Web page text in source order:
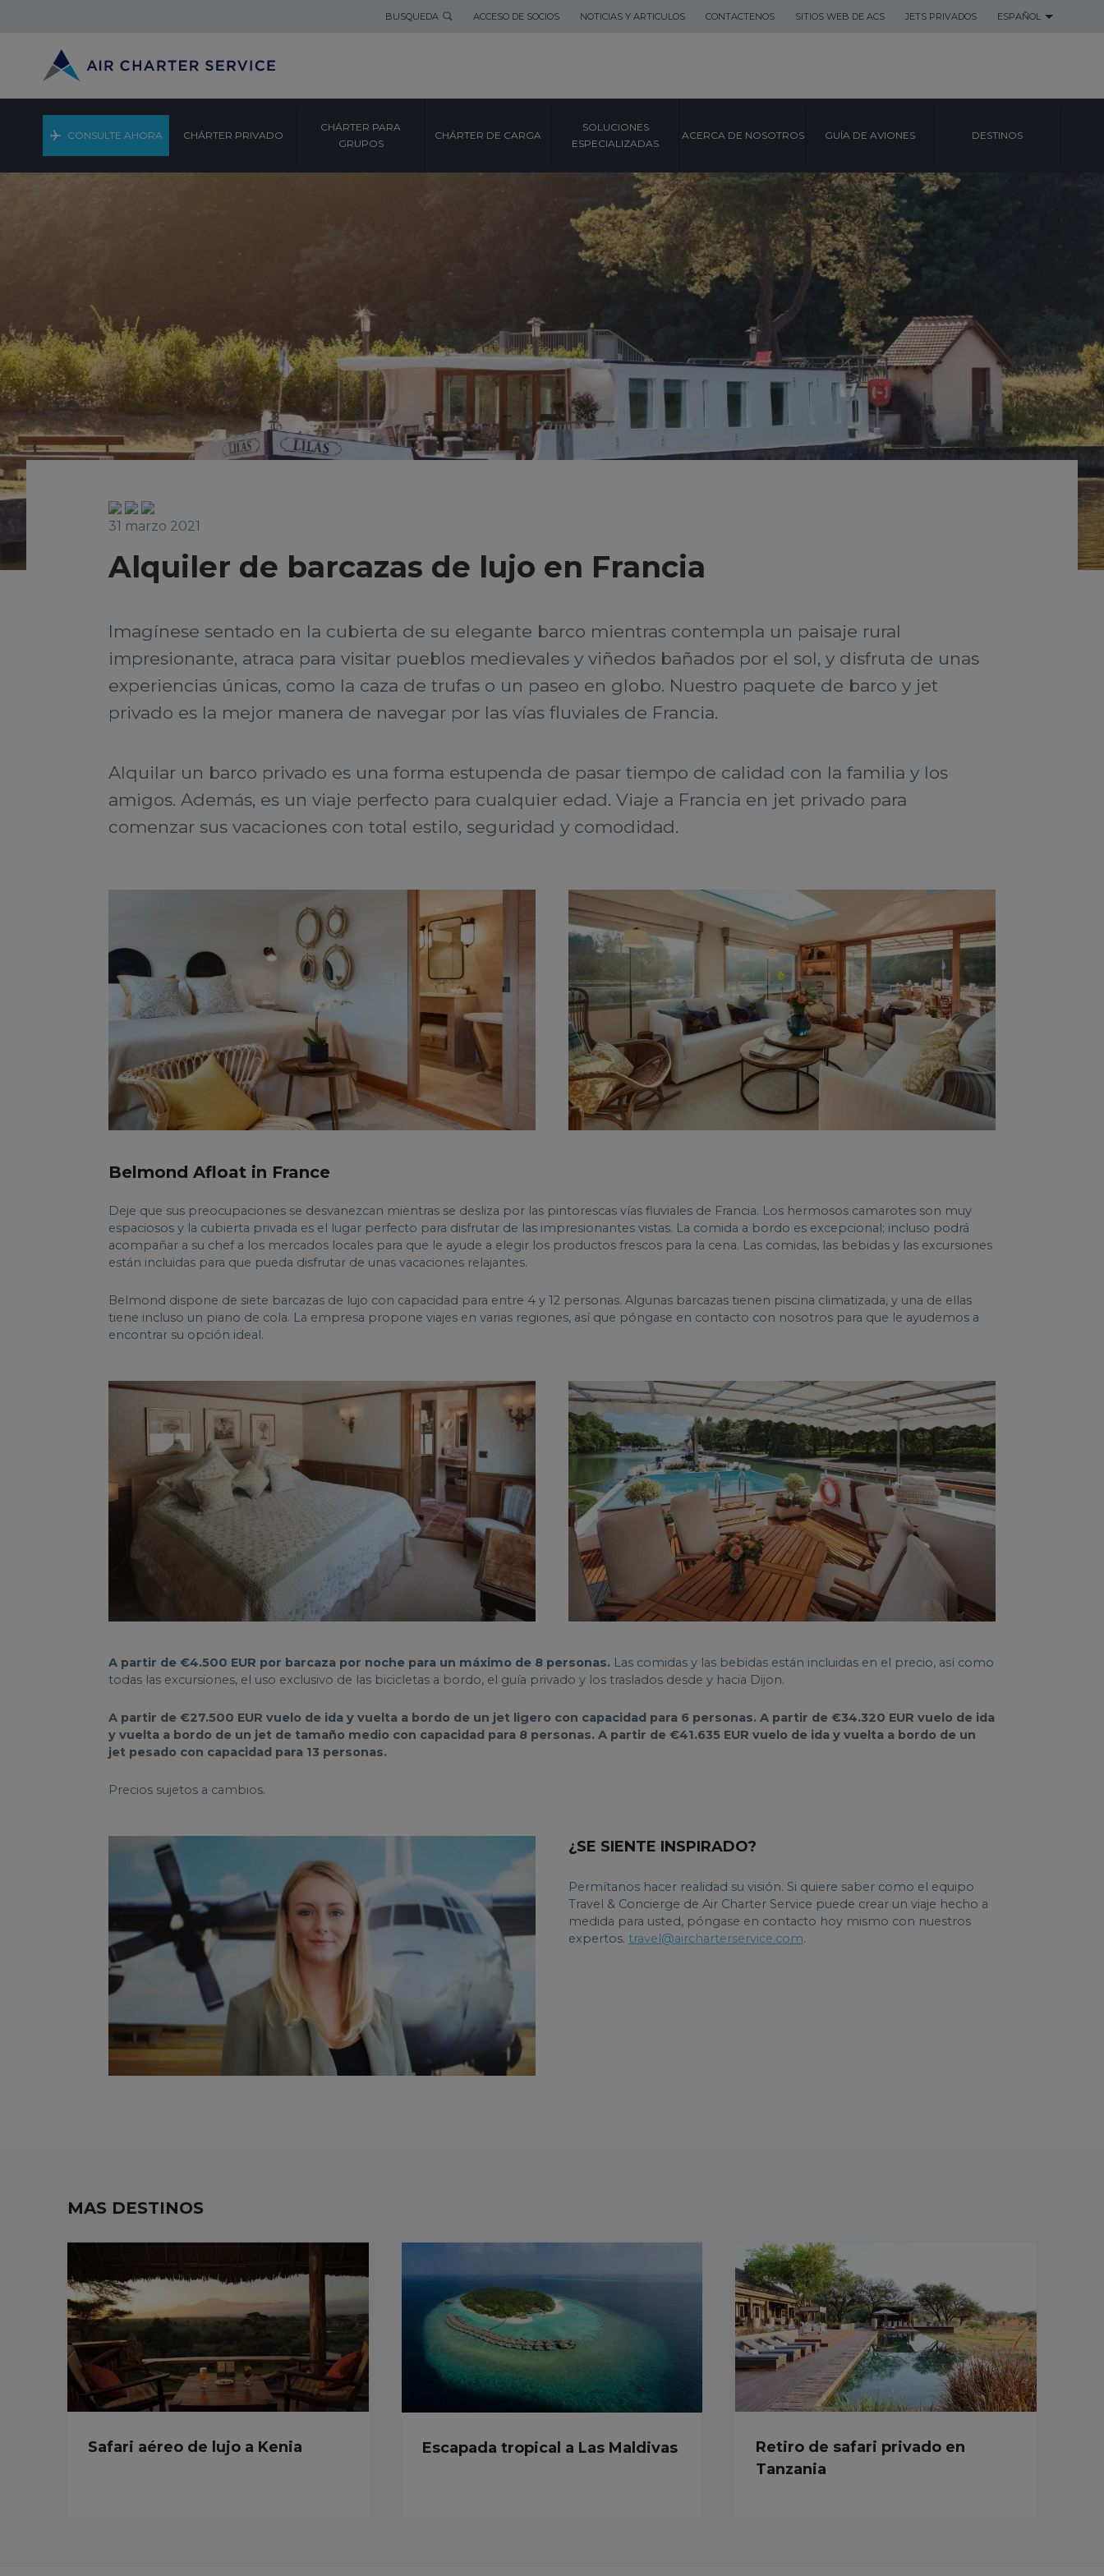
BUSQUEDA ACCESO DE SOCIOS NOTICIAS Y ARTICULOS CONTACTENOS SITIOS WEB DE ACS JETS PRIVADOS ESPAÑOL
CONSULTE AHORA CHÁRTER PRIVADO
CHÁRTER PARA
GRUPOS
CHÁRTER DE CARGA
SOLUCIONES
ESPECIALIZADAS
ACERCA DE NOSOTROS GUÍA DE AVIONES DESTINOS
31 marzo 2021
Alquiler de barcazas de lujo en Francia
Imagínese sentado en la cubierta de su elegante barco mientras contempla un paisaje rural
impresionante, atraca para visitar pueblos medievales y viñedos bañados por el sol, y disfruta de unas
experiencias únicas, como la caza de trufas o un paseo en globo. Nuestro paquete de barco y jet
privado es la mejor manera de navegar por las vías fluviales de Francia.
Alquilar un barco privado es una forma estupenda de pasar tiempo de calidad con la familia y los
amigos. Además, es un viaje perfecto para cualquier edad. Viaje a Francia en jet privado para
comenzar sus vacaciones con total estilo, seguridad y comodidad.
Belmond Afloat in France
Deje que sus preocupaciones se desvanezcan mientras se desliza por las pintorescas vías fluviales de Francia. Los hermosos camarotes son muy
espaciosos y la cubierta privada es el lugar perfecto para disfrutar de las impresionantes vistas. La comida a bordo es excepcional; incluso podrá
acompañar a su chef a los mercados locales para que le ayude a elegir los productos frescos para la cena. Las comidas, las bebidas y las excursiones
están incluidas para que pueda disfrutar de unas vacaciones relajantes.
Belmond dispone de siete barcazas de lujo con capacidad para entre 4 y 12 personas. Algunas barcazas tienen piscina climatizada, y una de ellas
tiene incluso un piano de cola. La empresa propone viajes en varias regiones, así que póngase en contacto con nosotros para que le ayudemos a
encontrar su opción ideal.
A partir de €4.500 EUR por barcaza por noche para un máximo de 8 personas. Las comidas y las bebidas están incluidas en el precio, así como
todas las excursiones, el uso exclusivo de las bicicletas a bordo, el guía privado y los traslados desde y hacia Dijon.
A partir de €27.500 EUR vuelo de ida y vuelta a bordo de un jet ligero con capacidad para 6 personas. A partir de €34.320 EUR vuelo de ida
y vuelta a bordo de un jet de tamaño medio con capacidad para 8 personas. A partir de €41.635 EUR vuelo de ida y vuelta a bordo de un
jet pesado con capacidad para 13 personas.
Precios sujetos a cambios.
¿SE SIENTE INSPIRADO?
Permítanos hacer realidad su visión. Si quiere saber como el equipo
Travel & Concierge de Air Charter Service puede crear un viaje hecho a
medida para usted, póngase en contacto hoy mismo con nuestros
expertos. travel@aircharterservice.com.
MAS DESTINOS
Safari aéreo de lujo a Kenia Escapada tropical a Las Maldivas
Retiro de safari privado en
Tanzania